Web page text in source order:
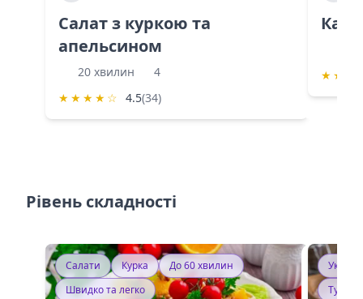
Салат з куркою та
апельсином
20 хвилин
4
★ ★ ★ ★ ☆ 4.5(34)
★ ★
Рівень складності
Салати Курка
До 60 хвилин
Швидко та легко